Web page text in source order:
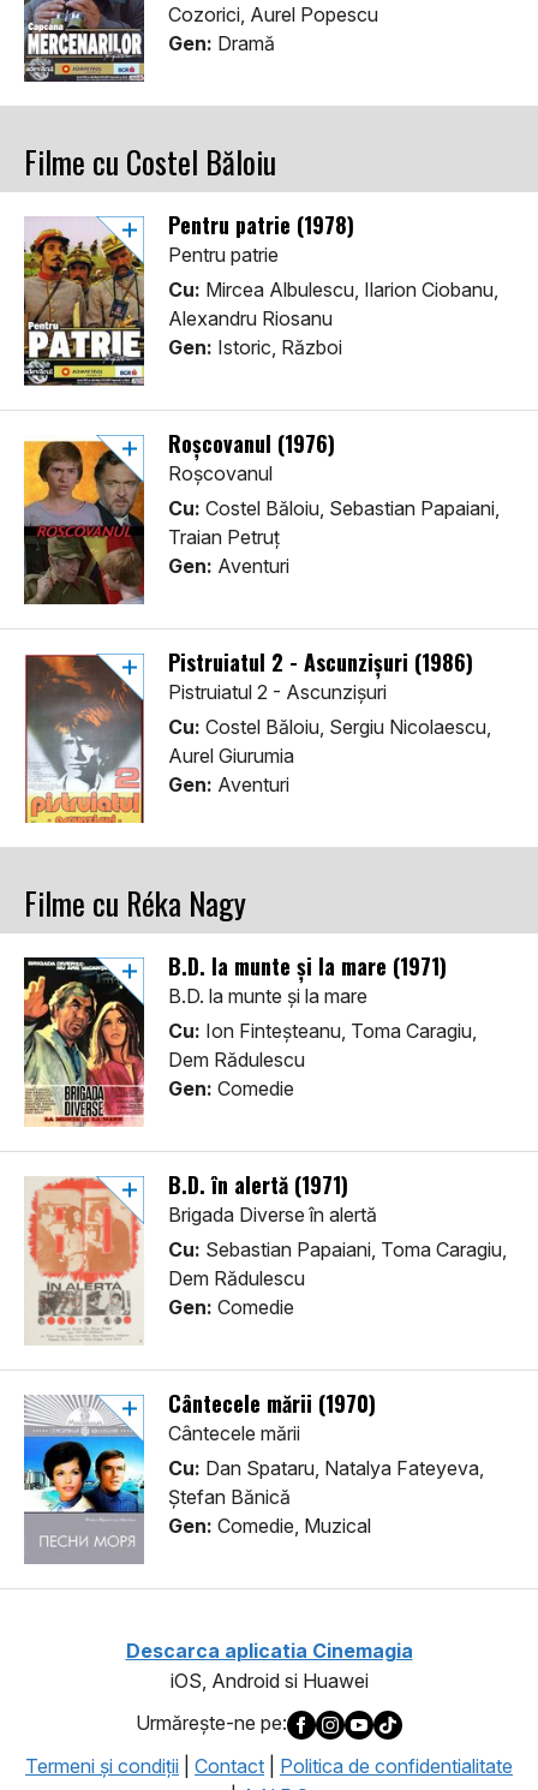
Cozorici, Aurel Popescu
Gen: Dramă
Filme cu Costel Băloiu
Pentru patrie (1978)
Pentru patrie
Cu: Mircea Albulescu, Ilarion Ciobanu,
Alexandru Riosanu
Gen: Istoric, Război
Roșcovanul (1976)
Roșcovanul
Cu: Costel Băloiu, Sebastian Papaiani,
Traian Petruț
Gen: Aventuri
Pistruiatul 2 - Ascunzișuri (1986)
Pistruiatul 2 - Ascunzișuri
Cu: Costel Băloiu, Sergiu Nicolaescu,
Aurel Giurumia
Gen: Aventuri
Filme cu Réka Nagy
B.D. la munte și la mare (1971)
B.D. la munte și la mare
Cu: Ion Finteșteanu, Toma Caragiu,
Dem Rădulescu
Gen: Comedie
B.D. în alertă (1971)
Brigada Diverse în alertă
Cu: Sebastian Papaiani, Toma Caragiu,
Dem Rădulescu
Gen: Comedie
Cântecele mării (1970)
Cântecele mării
Cu: Dan Spataru, Natalya Fateyeva,
Ștefan Bănică
Gen: Comedie, Muzical
Descarca aplicatia Cinemagia
iOS, Android si Huawei
Urmăreşte-ne pe:
Termeni şi condiţii
Contact
Politica de confidentialitate